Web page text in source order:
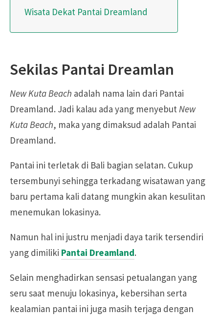
Wisata Dekat Pantai Dreamland
Sekilas Pantai Dreamlan
New Kuta Beach adalah nama lain dari Pantai
Dreamland. Jadi kalau ada yang menyebutNew
Kuta Beach, maka yang dimaksud adalah Pantai
Dreamland.
Pantai ini terletak di Bali bagian selatan. Cukup
tersembunyi sehingga terkadang wisatawan yang
baru pertama kali datang mungkin akan kesulitan
menemukan lokasinya.
Namun hal ini justru menjadi daya tarik tersendiri
yang dimiliki Pantai Dreamland.
Selain menghadirkan sensasi petualangan yang
seru saat menuju lokasinya, kebersihan serta
kealamian pantai ini juga masih terjaga dengan